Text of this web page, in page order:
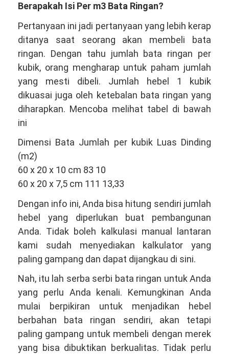
Berapakah Isi Per m3 Bata Ringan?
Pertanyaan ini jadi pertanyaan yang lebih kerap
ditanya saat seorang akan membeli bata
ringan. Dengan tahu jumlah bata ringan per
kubik, orang mengharap untuk paham jumlah
yang mesti dibeli. Jumlah hebel 1 kubik
dikuasai juga oleh ketebalan bata ringan yang
diharapkan. Mencoba melihat tabel di bawah
ini
Dimensi Bata Jumlah per kubik Luas Dinding
(m2)
60 x 20 x 10 cm 83 10
60 x 20 x 7,5 cm 111 13,33
Dengan info ini, Anda bisa hitung sendiri jumlah
hebel yang diperlukan buat pembangunan
Anda. Tidak boleh kalkulasi manual lantaran
kami sudah menyediakan kalkulator yang
paling gampang dan dapat dijangkau di sini.
Nah, itu lah serba serbi bata ringan untuk Anda
yang perlu Anda kenali. Kemungkinan Anda
mulai berpikiran untuk menjadikan hebel
berbahan bata ringan sendiri, akan tetapi
paling gampang untuk membeli dengan merek
yang bisa dibuktikan berkualitas. Tidak perlu